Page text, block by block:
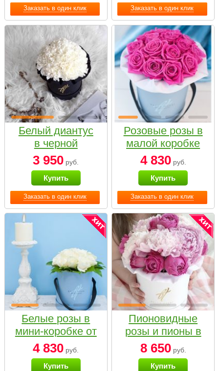
Заказать в один клик Заказать в один клик
Заказать в один клик
Белый диантус
в черной
коробке Small
3 950 руб.
Купить
Заказать в один клик
Розовые розы в
малой коробке
4 830руб.
Купить
Белые розы в
мини-коробке от
Bella Fiori
4 830 руб.
Купить
Пионовидные
розы и пионы в
белой коробке
Small
8 650руб.
Купить